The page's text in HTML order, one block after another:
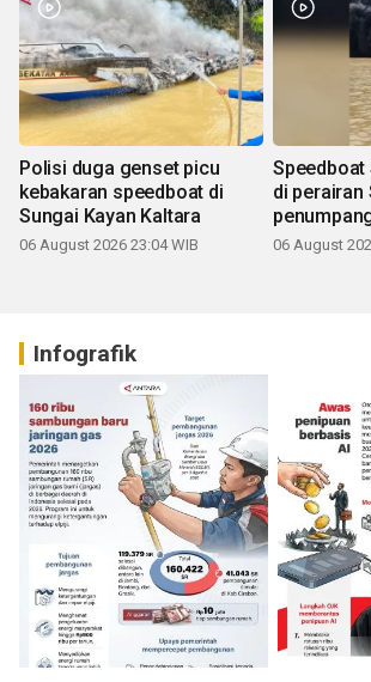
Polisi duga genset picu
kebakaran speedboat di
Sungai Kayan Kaltara
06 August 2026 23:04 WIB
Speedboat
di perairan
06 August
Infografik